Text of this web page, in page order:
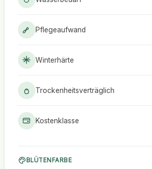
Pflegeaufwand
Winterhärte
Trockenheitsverträglich
Kostenklasse
BLÜTENFARBE